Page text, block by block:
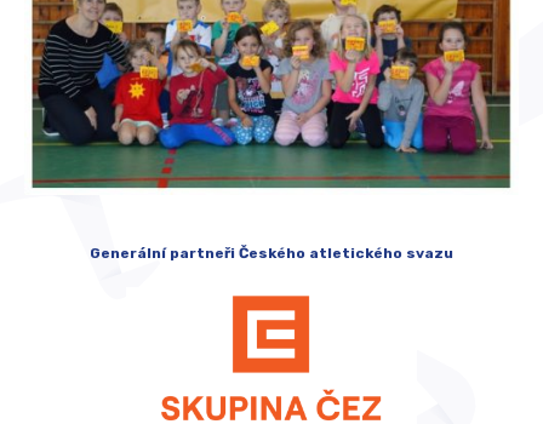
Generální partneři Českého atletického svazu